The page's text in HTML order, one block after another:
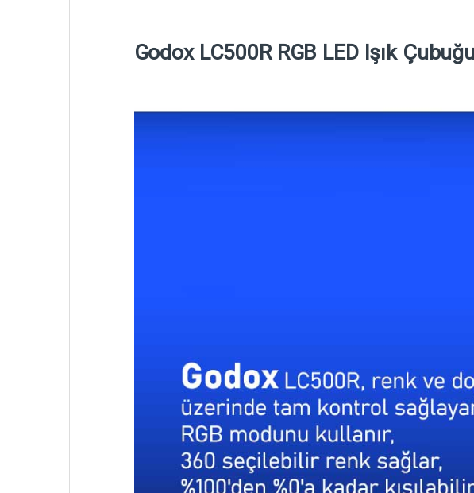
Godox LC500R RGB LED Işık Çubuğu